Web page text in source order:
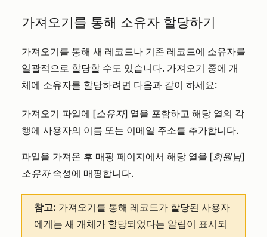
가져오기를 통해 소유자 할당하기
가져오기를 통해 새 레코드나 기존 레코드에 소유자를
일괄적으로 할당할 수도 있습니다. 가져오기 중에 개
체에 소유자를 할당하려면 다음과 같이 하세요:
가져오기 파일에 [소유자] 열을 포함하고 해당 열의 각
행에 사용자의 이름 또는 이메일 주소를 추가합니다.
파일을 가져온 후 매핑 페이지에서 해당 열을 [회원님]
소유자속성에 매핑합니다.
참고: 가져오기를 통해 레코드가 할당된 사용자
에게는 새 개체가 할당되었다는 알림이 표시되